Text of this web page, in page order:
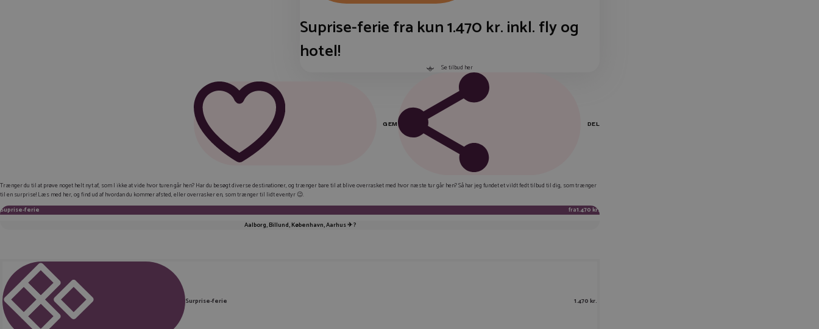
Suprise-ferie fra kun 1.470 kr. inkl. fly og
hotel!
Se tilbud her
GEM DEL
Trænger du til at prøve noget helt nyt af, som I ikke at vide hvor turen går hen? Har du besøgt diverse destinationer, og trænger bare til at blive overrasket med hvor næste tur går hen? Så har jeg fundet et vildt fedt tilbud til dig, som trænger
til en surprise! Læs med her, og find ud af hvordan du kommer afsted, eller overrasker en, som trænger til lidt eventyr 😉.
Suprise-ferie
fra1.470 kr.
Aalborg, Billund, København, Aarhus ✈ ?
Surprise-ferie 1.470 kr.